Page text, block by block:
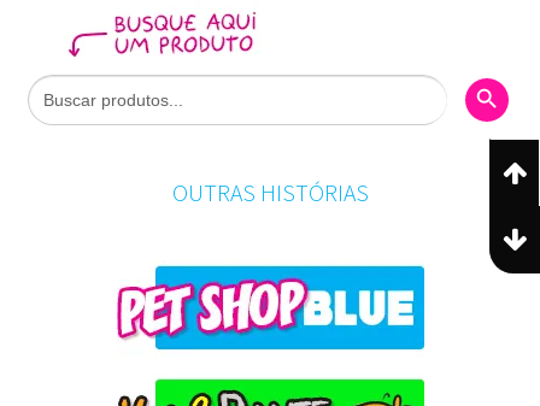
Search
for:
Search
OUTRAS HISTÓRIAS